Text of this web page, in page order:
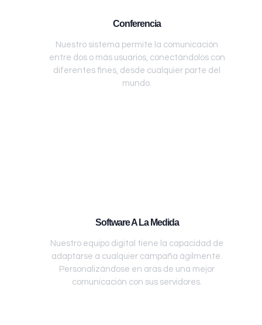
Conferencia
Nuestro sistema permite la comunicación
entre dos o más usuarios, conectándolos con
diferentes fines, desde cualquier parte del
mundo.
Software A La Medida
Nuestro equipo digital tiene la capacidad de
adaptarse a cualquier campaña ágilmente.
Personalizándose en aras de una mejor
comunicación con sus servidores.